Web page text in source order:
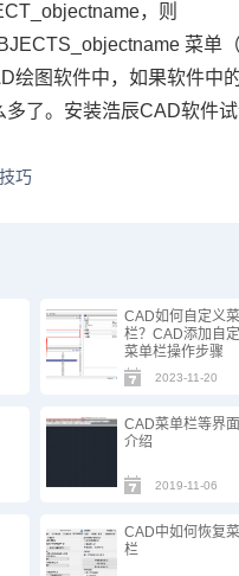
，则
菜单
绘图软件中，如果软件中
多了。安装浩辰CAD软件
巧
CAD如何自定义
栏？CAD添加自
菜单栏操作步骤
2023-11-20
CAD菜单栏等界
介绍
2019-11-06
CAD中如何恢复
栏